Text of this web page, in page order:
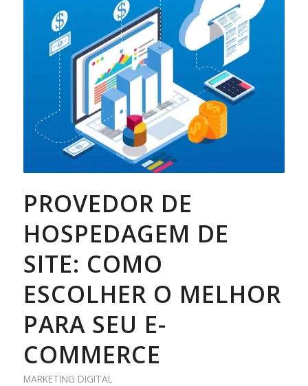
PROVEDOR DE
HOSPEDAGEM DE
SITE: COMO
ESCOLHER O MELHOR
PARA SEU E-
COMMERCE
MARKETING DIGITAL